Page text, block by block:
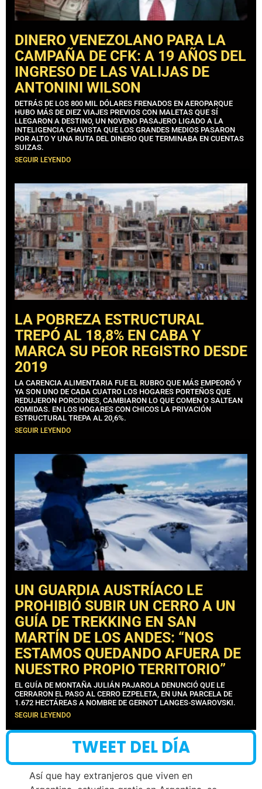
DINERO VENEZOLANO PARA LA
CAMPAÑA DE CFK: A 19 AÑOS DEL
INGRESO DE LAS VALIJAS DE
ANTONINI WILSON
DETRÁS DE LOS 800 MIL DÓLARES FRENADOS EN AEROPARQUE
HUBO MÁS DE DIEZ VIAJES PREVIOS CON MALETAS QUE SÍ
LLEGARON A DESTINO, UN NOVENO PASAJERO LIGADO A LA
INTELIGENCIA CHAVISTA QUE LOS GRANDES MEDIOS PASARON
POR ALTO Y UNA RUTA DEL DINERO QUE TERMINABA EN CUENTAS
SUIZAS.
SEGUIR LEYENDO
LA POBREZA ESTRUCTURAL
TREPÓ AL 18,8% EN CABA Y
MARCA SU PEOR REGISTRO DESDE
2019
LA CARENCIA ALIMENTARIA FUE EL RUBRO QUE MÁS EMPEORÓ Y
YA SON UNO DE CADA CUATRO LOS HOGARES PORTEÑOS QUE
REDUJERON PORCIONES, CAMBIARON LO QUE COMEN O SALTEAN
COMIDAS. EN LOS HOGARES CON CHICOS LA PRIVACIÓN
ESTRUCTURAL TREPA AL 20,6%.
SEGUIR LEYENDO
UN GUARDIA AUSTRÍACO LE
PROHIBIÓ SUBIR UN CERRO A UN
GUÍA DE TREKKING EN SAN
MARTÍN DE LOS ANDES: “NOS
ESTAMOS QUEDANDO AFUERA DE
NUESTRO PROPIO TERRITORIO”
EL GUÍA DE MONTAÑA JULIÁN PAJAROLA DENUNCIÓ QUE LE
CERRARON EL PASO AL CERRO EZPELETA, EN UNA PARCELA DE
1.672 HECTÁREAS A NOMBRE DE GERNOT LANGES-SWAROVSKI.
SEGUIR LEYENDO
TWEET DEL DÍA
Así que hay extranjeros que viven en